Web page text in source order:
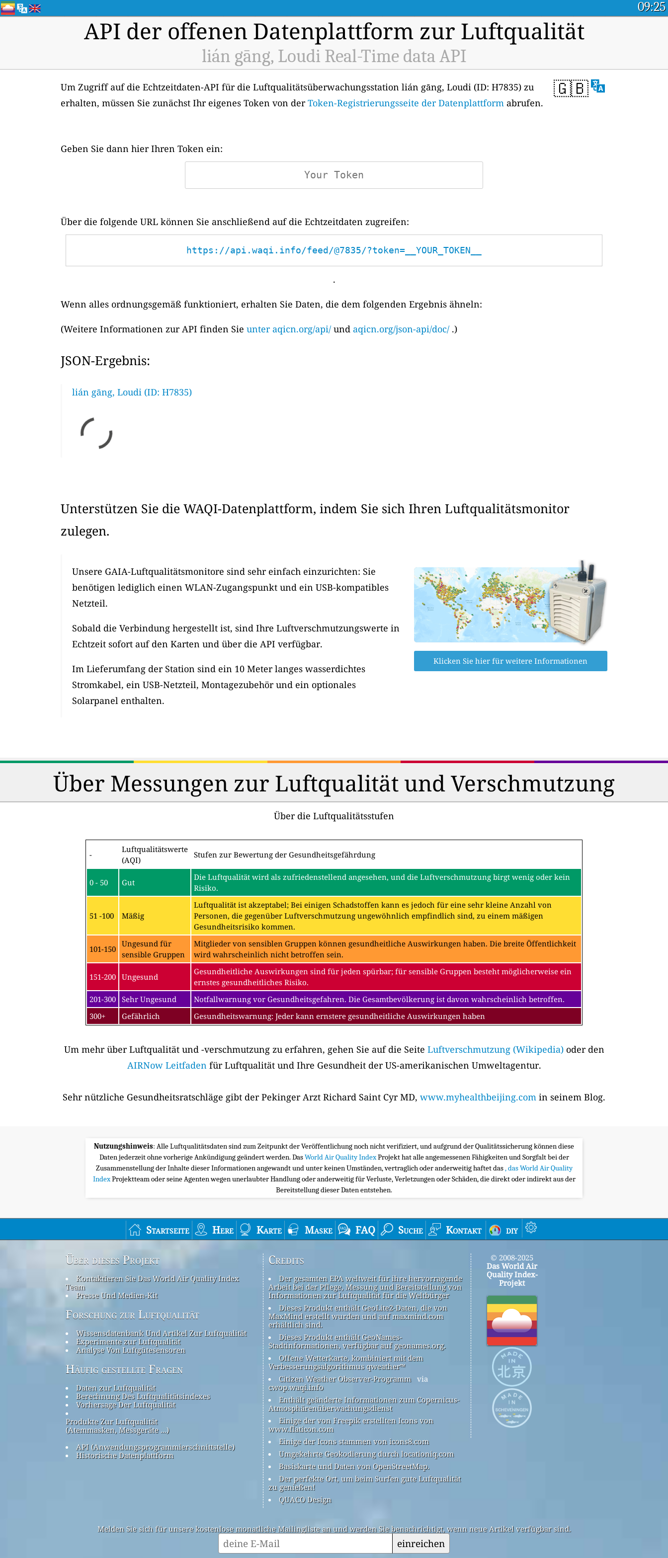
09:25
API der offenen Datenplattform zur Luftqualität
lián gāng, Loudi Real-Time data API
🇬🇧
Um Zugriff auf die Echtzeitdaten-API für die Luftqualitätsüberwachungsstation lián gāng, Loudi (ID: H7835) zu
erhalten, müssen Sie zunächst Ihr eigenes Token von derToken-Registrierungsseite der Datenplattform abrufen.
Geben Sie dann hier Ihren Token ein:
Über die folgende URL können Sie anschließend auf die Echtzeitdaten zugreifen:
https://api.waqi.info/feed/@7835/?token=__YOUR_TOKEN__
.
Wenn alles ordnungsgemäß funktioniert, erhalten Sie Daten, die dem folgenden Ergebnis ähneln:
(Weitere Informationen zur API finden Sie unter aqicn.org/api/ und aqicn.org/json-api/doc/ .)
JSON-Ergebnis:
lián gāng, Loudi (ID: H7835)
Unterstützen Sie die WAQI-Datenplattform, indem Sie sich Ihren Luftqualitätsmonitor
zulegen.
Unsere GAIA-Luftqualitätsmonitore sind sehr einfach einzurichten: Sie
benötigen lediglich einen WLAN-Zugangspunkt und ein USB-kompatibles
Netzteil.
Sobald die Verbindung hergestellt ist, sind Ihre Luftverschmutzungswerte in
Echtzeit sofort auf den Karten und über die API verfügbar.
Im Lieferumfang der Station sind ein 10 Meter langes wasserdichtes
Stromkabel, ein USB-Netzteil, Montagezubehör und ein optionales
Solarpanel enthalten.
Klicken Sie hier für weitere Informationen
Über Messungen zur Luftqualität und Verschmutzung
Über die Luftqualitätsstufen
-
Luftqualitätswerte
(AQI)
Stufen zur Bewertung der Gesundheitsgefährdung
0 - 50 Gut
Die Luftqualität wird als zufriedenstellend angesehen, und die Luftverschmutzung birgt wenig oder kein
Risiko.
51 -100 Mäßig
Luftqualität ist akzeptabel; Bei einigen Schadstoffen kann es jedoch für eine sehr kleine Anzahl von
Personen, die gegenüber Luftverschmutzung ungewöhnlich empfindlich sind, zu einem mäßigen
Gesundheitsrisiko kommen.
101-150
Ungesund für
sensible Gruppen
Mitglieder von sensiblen Gruppen können gesundheitliche Auswirkungen haben. Die breite Öffentlichkeit
wird wahrscheinlich nicht betroffen sein.
151-200 Ungesund
Gesundheitliche Auswirkungen sind für jeden spürbar; für sensible Gruppen besteht möglicherweise ein
ernstes gesundheitliches Risiko.
201-300 Sehr Ungesund
Notfallwarnung vor Gesundheitsgefahren. Die Gesamtbevölkerung ist davon wahrscheinlich betroffen.
300+
Gefährlich Gesundheitswarnung: Jeder kann ernstere gesundheitliche Auswirkungen haben
Um mehr über Luftqualität und -verschmutzung zu erfahren, gehen Sie auf die Seite Luftverschmutzung (Wikipedia)oder den
AIRNow Leitfaden für Luftqualität und Ihre Gesundheit der US-amerikanischen Umweltagentur.
Sehr nützliche Gesundheitsratschläge gibt der Pekinger Arzt Richard Saint Cyr MD, www.myhealthbeijing.com in seinem Blog.
Nutzungshinweis: Alle Luftqualitätsdaten sind zum Zeitpunkt der Veröffentlichung noch nicht verifiziert, und aufgrund der Qualitätssicherung können diese
Daten jederzeit ohne vorherige Ankündigung geändert werden. DasWorld Air Quality IndexProjekt hat alle angemessenen Fähigkeiten und Sorgfalt bei der
Zusammenstellung der Inhalte dieser Informationen angewandt und unter keinen Umständen, vertraglich oder anderweitig haftet das, das World Air Quality
IndexProjektteam oder seine Agenten wegen unerlaubter Handlung oder anderweitig für Verluste, Verletzungen oder Schäden, die direkt oder indirekt aus der
Bereitstellung dieser Daten entstehen.
Startseite Here Karte Maske FAQ Suche Kontakt diy
Über dieses Projekt
Kontaktieren Sie Das World Air Quality Index
Team
Presse Und Medien-Kit
Forschung zur Luftqualität
Wissensdatenbank Und Artikel Zur Luftqualität
Experimente zur Luftqualität
Analyse Von Luftgütesensoren
Häufig gestellte Fragen
Daten zur Luftqualität
Berechnung Des Luftqualitätsindexes
Vorhersage Der Luftqualität
Produkte Zur Luftqualität
(Atemmasken, Messgeräte ...)
API (Anwendungsprogrammierschnittstelle)
Historische Datenplattform
Credits
Der gesamten EPA weltweit für ihre hervorragende
Arbeit bei der Pflege, Messung und Bereitstellung von
Informationen zur Luftqualität für die Weltbürger
Dieses Produkt enthält GeoLite2-Daten, die von
MaxMind erstellt wurden und auf maxmind.com
erhältlich sind.
Dieses Produkt enthält GeoNames-
Stadtinformationen, verfügbar auf geonames.org.
Offene Wetterkarte, kombiniert mit dem
Verbesserungsalgorithmus qweather™
Citizen Weather Observer-Programm via
cwop.waqi.info
Enthält geänderte Informationen zum Copernicus-
Atmosphärenüberwachungsdienst
Einige der von Freepik erstellten Icons von
www.flaticon.com
Einige der Icons stammen von icons8.com
Umgekehrte Geokodierung durch locationiq.com
Basiskarte und Daten von OpenStreetMap.
Der perfekte Ort, um beim Surfen gute Luftqualität
zu genießen!
QUACO Design
© 2008-2025
Das World Air
Quality Index-
Projekt
Melden Sie sich für unsere kostenlose monatliche Mailingliste an und werden Sie benachrichtigt, wenn neue Artikel verfügbar sind.
einreichen